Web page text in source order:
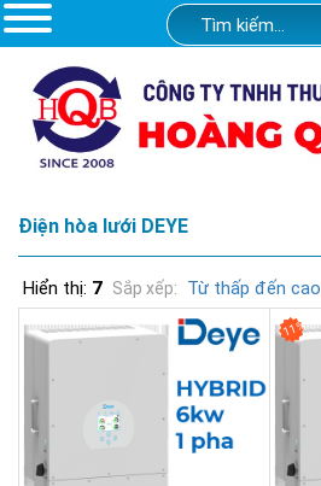
Điện hòa lưới DEYE
Hiển thị: 7 Sắp xếp: Từ thấp đến cao
11%